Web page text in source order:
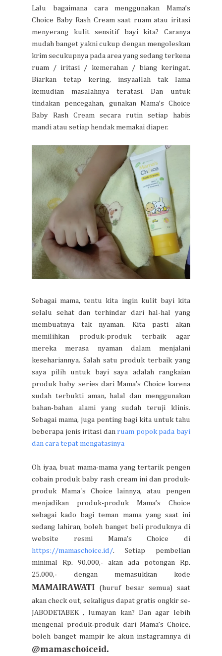
Lalu bagaimana cara menggunakan Mama’s
Choice Baby Rash Cream saat ruam atau iritasi
menyerang kulit sensitif bayi kita? Caranya
mudah banget yakni cukup dengan mengoleskan
krim secukupnya pada area yang sedang terkena
ruam / iritasi / kemerahan / biang keringat.
Biarkan tetap kering, insyaallah tak lama
kemudian masalahnya teratasi. Dan untuk
tindakan pencegahan, gunakan Mama’s Choice
Baby Rash Cream secara rutin setiap habis
mandi atau setiap hendak memakai diaper.
Sebagai mama, tentu kita ingin kulit bayi kita
selalu sehat dan terhindar dari hal-hal yang
membuatnya tak nyaman. Kita pasti akan
memilihkan produk-produk terbaik agar
mereka merasa nyaman dalam menjalani
kesehariannya. Salah satu produk terbaik yang
saya pilih untuk bayi saya adalah rangkaian
produk baby series dari Mama’s Choice karena
sudah terbukti aman, halal dan menggunakan
bahan-bahan alami yang sudah teruji klinis.
Sebagai mama, juga penting bagi kita untuk tahu
beberapa jenis iritasi dan ruam popok pada bayi
dan cara tepat mengatasinya
Oh iyaa, buat mama-mama yang tertarik pengen
cobain produk baby rash cream ini dan produk-
produk Mama's Choice lainnya, atau pengen
menjadikan produk-produk Mama’s Choice
sebagai kado bagi teman mama yang saat ini
sedang lahiran, boleh banget beli produknya di
website resmi Mama’s Choice di
https://mamaschoice.id/. Setiap pembelian
minimal Rp. 90.000,- akan ada potongan Rp.
25.000,- dengan memasukkan kode
MAMAIRAWATI (huruf besar semua) saat
akan check out, sekaligus dapat gratis ongkir se-
JABODETABEK , lumayan kan? Dan agar lebih
mengenal produk-produk dari Mama’s Choice,
boleh banget mampir ke akun instagramnya di
@mamaschoiceid.